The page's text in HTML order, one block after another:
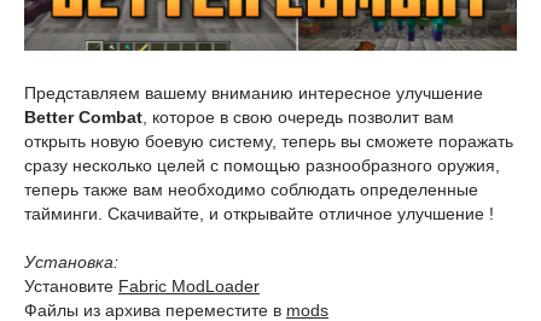
Представляем вашему вниманию интересное улучшение
Better Combat , которое в свою очередь позволит вам
открыть новую боевую систему, теперь вы сможете поражать
сразу несколько целей с помощью разнообразного оружия,
теперь также вам необходимо соблюдать определенные
тайминги. Скачивайте, и открывайте отличное улучшение !
Установка:
Установите Fabric ModLoader
Файлы из архива переместите в mods